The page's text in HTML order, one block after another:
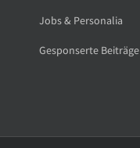
Jobs & Personalia
Gesponserte Beiträge